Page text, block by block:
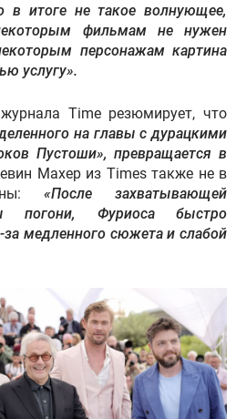
в итоге не такое волнующее,
фильмам не нужен
персонажам картина
услугу».
Time резюмирует, что
на главы с дурацкими
Пустоши», превращается в
Махер из Times также не в
«После захватывающей
погони, Фуриоса быстро
за медленного сюжета и слабой